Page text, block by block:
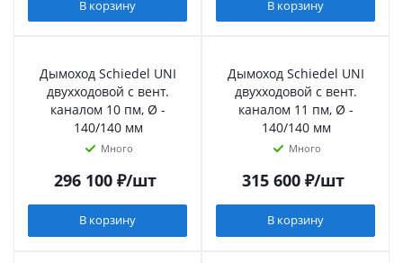
В корзину В корзину
Дымоход Schiedel UNI
двухходовой с вент.
каналом 10 пм, Ø -
140/140 мм
Много
296 100₽/шт
В корзину
Дымоход Schiedel UNI
двухходовой с вент.
каналом 11 пм, Ø -
140/140 мм
Много
315 600₽/шт
В корзину